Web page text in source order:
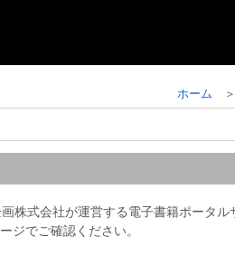
ホーム
株式会社が運営する電子書籍ポータ
ジでご確認ください。